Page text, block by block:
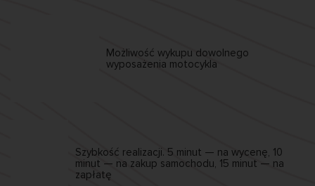
Możliwość wykupu dowolnego
wyposażenia motocykla
Szybkość realizacji. 5 minut — na wycenę, 10
minut — na zakup samochodu, 15 minut — na
zapłatę